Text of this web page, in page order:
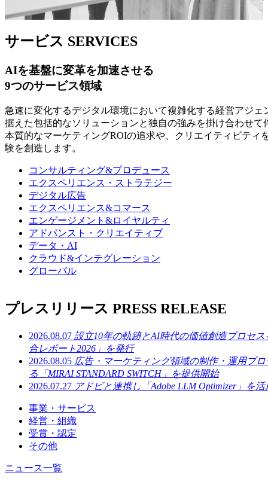
ット」に軸足を置き続ける理由
電通デジタル 統合レポート2026
戦略
への生成AI活用
サービス SERVICES
AIを基盤に変革を加速させる
9つのサービス領域
急速に変化するデジタル環境において複雑化する経営アジ
据えた包括的なソリューションと独自の強みを掛け合わせて
本質的なマーケティングROIの追求や、クリエイティビティ
験を創造します。
コンサルティング&プロデュース
エクスペリエンス・ストラテジー
デジタル広告
エクスペリエンス&コマース
エンゲージメント&ロイヤルティ
アドバンスト・クリエイティブ
データ・AI
クラウド&インテグレーション
グローバル
プレスリリース PRESS RELEASE
2026.08.07 設立10年の軌跡とAI時代の価値創造プロセ
合レポート2026」を発行
2026.08.05 広告・マーケティング領域の制作・運用プ
る「MIRAI STANDARD SWITCH」を提供開始
2026.07.27 アドビと連携し「Adobe LLM Optimizer」を
事業・サービス
経営・組織
受賞・認定
その他
ニュース一覧